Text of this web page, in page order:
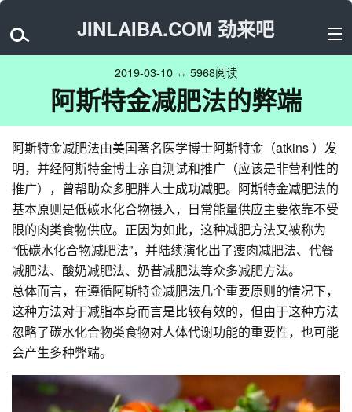
JINLAIBA.COM 劲来吧
2019-03-10 ↔ 5968阅读
阿斯特金减肥法的弊端
阿斯特金减肥法由美国著名医学博士阿斯特金（atkins ）发
明，并经阿斯特金博士亲自测试和推广（应该是非营利性的
推广），曾帮助众多肥胖人士成功减肥。阿斯特金减肥法的
基本原则是低碳水化合物摄入，日常能量供应主要依靠不受
限的肉类食物供应。正因为如此，这种减肥方法又被称为
“低碳水化合物减肥法”，并陆续演化出了瘦肉减肥法、代餐
减肥法、酸奶减肥法、奶昔减肥法等众多减肥方法。
总体而言，在遵循阿斯特金减肥法几个重要原则的情况下，
这种方法对于减脂本身而言是比较有效的，但由于这种方法
忽略了碳水化合物类食物对人体代谢功能的重要性，也可能
会产生多种弊端。